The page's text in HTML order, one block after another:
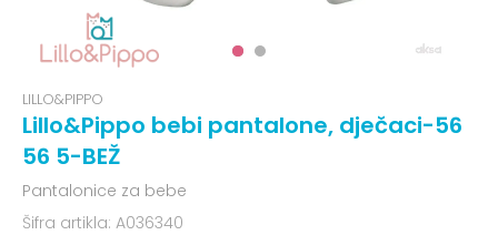
LILLO&PIPPO
Lillo&Pippo bebi pantalone, dječaci-56
56 5-BEŽ
Pantalonice za bebe
Šifra artikla: A036340